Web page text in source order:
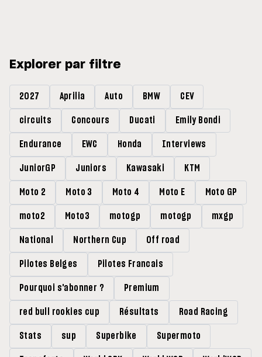
Explorer par filtre
2027 Aprilia Auto BMW CEV
circuits Concours Ducati Emily Bondi
Endurance EWC Honda Interviews
JuniorGP Juniors Kawasaki KTM
Moto 2 Moto 3 Moto 4 Moto E Moto GP
moto2 Moto3 motogp motogp mxgp
National Northern Cup Off road
Pilotes Belges Pilotes Francais
Pourquoi s'abonner ? Premium
red bull rookies cup Résultats Road Racing
Stats sup Superbike Supermoto